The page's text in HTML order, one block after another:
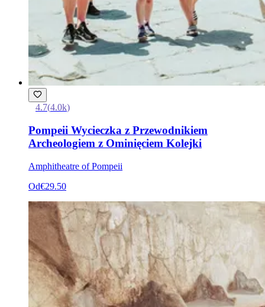
4.7(4.0k)
Pompeii Wycieczka z Przewodnikiem
Archeologiem z Ominięciem Kolejki
Amphitheatre of Pompeii
Od€29.50